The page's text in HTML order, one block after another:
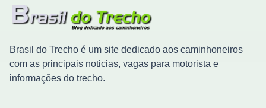
Brasil do Trecho é um site dedicado aos caminhoneiros
com as principais noticias, vagas para motorista e
informações do trecho.